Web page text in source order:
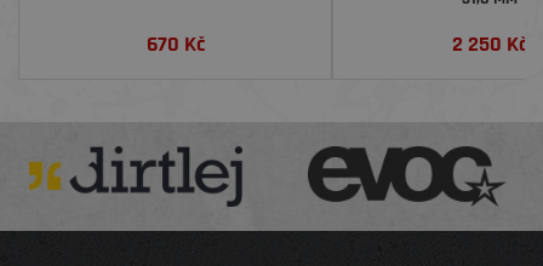
670 Kč 2 250 Kč